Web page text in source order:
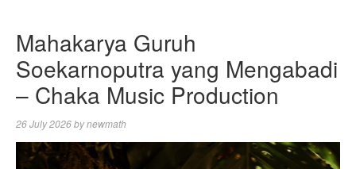
Mahakarya Guruh
Soekarnoputra yang Mengabadi
– Chaka Music Production
26 July 2026bynewmath